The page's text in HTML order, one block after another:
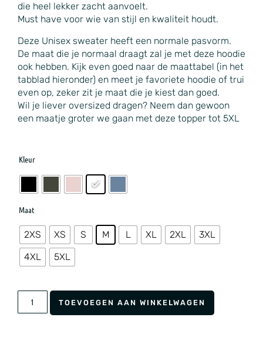
die heel lekker zacht aanvoelt.
Must have voor wie van stijl en kwaliteit houdt.
Deze Unisex sweater heeft een normale pasvorm.
De maat die je normaal draagt zal je met deze hoodie
ook hebben. Kijk even goed naar de maattabel (in het
tabblad hieronder) en meet je favoriete hoodie of trui
even op, zeker zit je maat die je kiest dan goed.
Wil je liever oversized dragen? Neem dan gewoon
een maatje groter we gaan met deze topper tot 5XL
Kleur
Maat
2XS XS S M L XL 2XL
3XL
4XL
5XL
TOEVOEGEN AAN WINKELWAGEN